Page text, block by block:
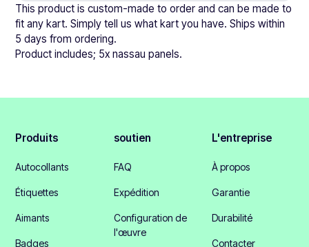
This product is custom-made to order and can be made to
fit any kart. Simply tell us what kart you have. Ships within
5 days from ordering.
Product includes; 5x nassau panels.
Produits
Autocollants
Étiquettes
Aimants
Badges
soutien
FAQ
Expédition
Configuration de
l'œuvre
L'entreprise
À propos
Garantie
Durabilité
Contacter